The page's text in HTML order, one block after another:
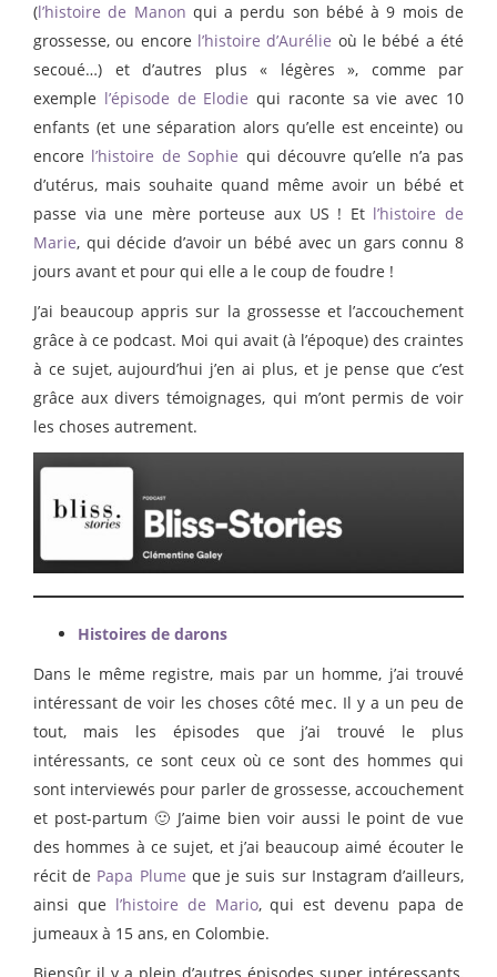
(l’histoire de Manon qui a perdu son bébé à 9 mois de
grossesse, ou encore l’histoire d’Aurélie où le bébé a été
secoué…) et d’autres plus « légères », comme par
exemple l’épisode de Elodie qui raconte sa vie avec 10
enfants (et une séparation alors qu’elle est enceinte) ou
encore l’histoire de Sophie qui découvre qu’elle n’a pas
d’utérus, mais souhaite quand même avoir un bébé et
passe via une mère porteuse aux US ! Et l’histoire de
Marie, qui décide d’avoir un bébé avec un gars connu 8
jours avant et pour qui elle a le coup de foudre !
J’ai beaucoup appris sur la grossesse et l’accouchement
grâce à ce podcast. Moi qui avait (à l’époque) des craintes
à ce sujet, aujourd’hui j’en ai plus, et je pense que c’est
grâce aux divers témoignages, qui m’ont permis de voir
les choses autrement.
Histoires de darons
Dans le même registre, mais par un homme, j’ai trouvé
intéressant de voir les choses côté mec. Il y a un peu de
tout, mais les épisodes que j’ai trouvé le plus
intéressants, ce sont ceux où ce sont des hommes qui
sont interviewés pour parler de grossesse, accouchement
et post-partum 🙂 J’aime bien voir aussi le point de vue
des hommes à ce sujet, et j’ai beaucoup aimé écouter le
récit de Papa Plume que je suis sur Instagram d’ailleurs,
ainsi que l’histoire de Mario, qui est devenu papa de
jumeaux à 15 ans, en Colombie.